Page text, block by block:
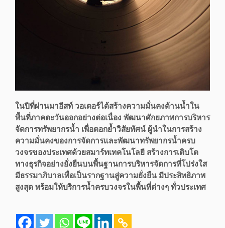
ในปีที่ผ่านมาอีสท์ วอเตอร์ได้สร้างความมั่นคงด้านน้ำใน
พื้นที่ภาคตะวันออกอย่างต่อเนื่อง พัฒนาศักยภาพการบริหาร
จัดการทรัพยากรน้ำ เพื่อตอกย้ำวิสัยทัศน์ ผู้นำในการสร้าง
ความมั่นคงของการจัดการและพัฒนาทรัพยากรน้ำครบ
วงจรของประเทศด้วยสมาร์ทเทคโนโลยี สร้างการเติบโต
ทางธุรกิจอย่างยั่งยืนบนพื้นฐานการบริหารจัดการที่โปร่งใส
มีธรรมาภิบาลเพื่อเป็นรากฐานสู่ความยั่งยืน มีประสิทธิภาพ
สูงสุด พร้อมให้บริการน้ำครบวงจรในพื้นที่ต่างๆ ทั่วประเทศ